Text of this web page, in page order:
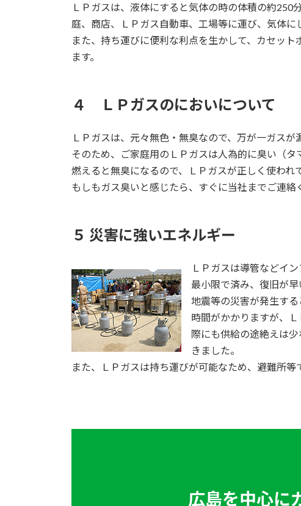
ＬＰガスは、液体にすると気体の時の体積の約250
庭、商店、ＬＰガス自動車、工場等に運び、気体に
また、持ち運びに便利な利点を生かして、カセッ
ます。
４ ＬＰガスのにおいについて
ＬＰガスは、元々無色・無臭なので、万が一ガスが
そのため、ご家庭用のＬＰガスは人為的に臭い（タ
燃えると無臭になるので、ＬＰガスが正しく使われ
もしもガス臭いと感じたら、すぐに当社までご連絡
５ 災害に強いエネルギー
ＬＰガスは導管などイ
最小限で済み、復旧が早
地震等の災害が発生す
時間がかかりますが、
際にも供給の途絶えは
きました。
また、ＬＰガスは持ち運びが可能なため、避難所等
広島を中心に